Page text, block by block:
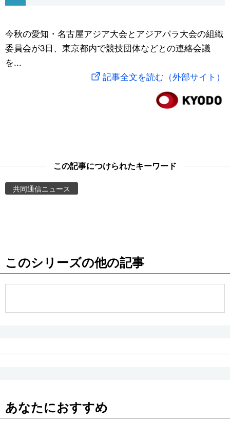
文化
動画/Live
People
スポーツ・東京2020
今秋の愛知・名古屋アジア大会とアジアパラ大会の組織
委員会が3日、東京都内で競技団体などとの連絡会議
を...
記事全文を読む（外部サイト）
この記事につけられたキーワード
共同通信ニュース
このシリーズの他の記事
あなたにおすすめ